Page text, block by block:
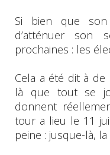
Si bien que
d’atténuer son
prochaines : les
Cela a été dit à de
là que tout se
donnent
tour a lieu le 11
peine : jusque-là,